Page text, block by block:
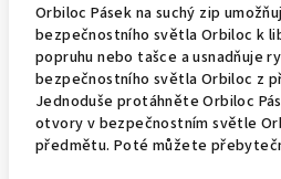
Orbiloc Pásek na suchý zip
bezpečnostního světla Orbiloc k
popruhu nebo tašce a usnadňuje
bezpečnostního světla Orbiloc z
Jednoduše protáhněte Orbiloc
otvory v bezpečnostním světle
předmětu. Poté můžete